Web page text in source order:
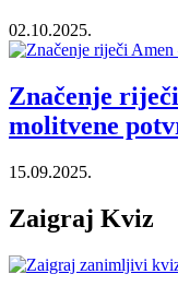
02.10.2025.
Značenje
molitvene
15.09.2025.
Zaigraj Kviz